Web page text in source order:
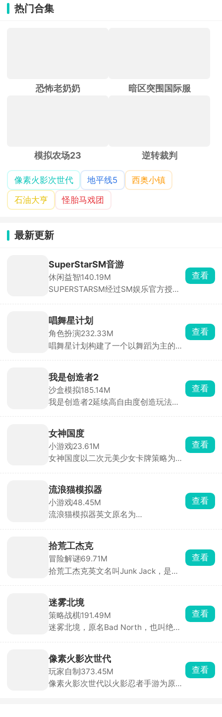
热门合集
恐怖老奶奶 暗区突围国际服
模拟农场23 逆转裁判
像素火影次世代 地平线5
西奥小镇
石油大亨
怪胎马戏团
最新更新
SuperStarSM音游
休闲益智140.19M
SUPERSTARSM经过SM娱乐官方授
到判定线的瞬间点击屏幕完成击打，精
准敲击即可积累分数、推进曲目演奏。
除此之外，游戏还搭载了完整的闯关养
成体系与实时PK竞技两大核心系统。满
查看
唱舞星计划
角色扮演232.33M
唱舞星计划构建了一个以舞蹈为主的幻
衣服，用跳舞的方式与其他玩家同台竞
技，提升自己的艺术品鉴能力和身体灵
活性。游戏中有大量的音乐曲库，环境
也可以自由探索，努力成为你心目中的
查看
我是创造者2
沙盒模拟185.14M
我是创造者2延续高自由度创造玩法并
造者，踏入一片由立体像素方块搭建而
成的广袤开放世界，把脑海中的构想变
为可触摸、可漫游、可欣赏的专属像素
世界，让创造的乐趣与成就感被无限放
查看
女神国度
小游戏23.61M
女神国度以二次元美少女卡牌策略为主
女，她们外貌各异、技能定位不同，可
自由搭配阵容释放全力。游戏主打放置
闯关自动战斗，支持跳过战斗与离线挂
机，解放双手轻松养成。
查看
流浪猫模拟器
小游戏48.45M
流浪猫模拟器英文原名为
只渺小的流浪猫咪，置身于繁华却又危
机四伏的城市之中，体验颠沛流离、步
步惊心的流浪生活。
查看
拾荒工杰克
冒险解谜69.71M
拾荒工杰克英文名叫Junk Jack，是一
星之间穿梭旅行，收集材料、捕鱼、养
牲畜、栽花、打怪、建住所，一切全靠
双手创造。玩法涵盖手工制作、烹调食
品、酿造药水，数百种珍品等你收集，
查看
迷雾北境
策略战棋191.49M
迷雾北境，原名Bad North，也叫绝境
将你带入神秘的北欧世界，在这里，你
化身勇敢王子或维京首领，肩负保卫家
园、抵御入侵的重任。它构建了由50余
座随机生成岛屿组成的广阔世界，每座
查看
像素火影次世代
玩家自制373.45M
像素火影次世代以火影忍者手游为原
查看